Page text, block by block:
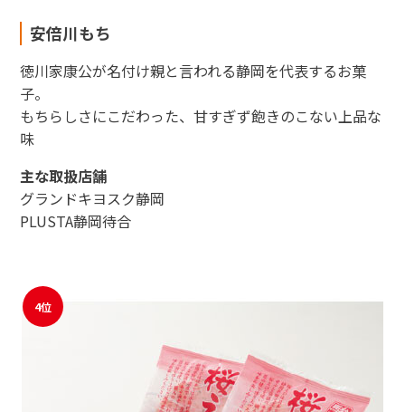
安倍川もち
徳川家康公が名付け親と言われる静岡を代表するお菓
子。
もちらしさにこだわった、甘すぎず飽きのこない上品な
味
主な取扱店舗
グランドキヨスク静岡
PLUSTA静岡待合
4位